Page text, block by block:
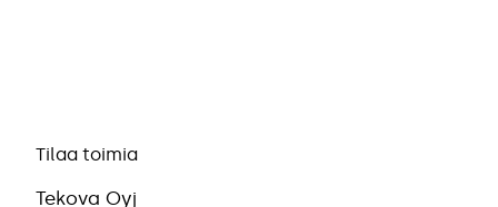
Tilaa toimia
Tekova Oyj